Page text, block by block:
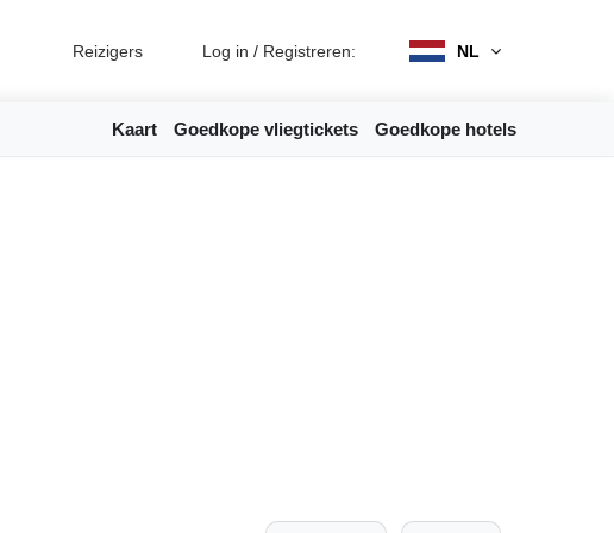
Reizigers Log in / Registreren: NL
Kaart Goedkope vliegtickets Goedkope hotels